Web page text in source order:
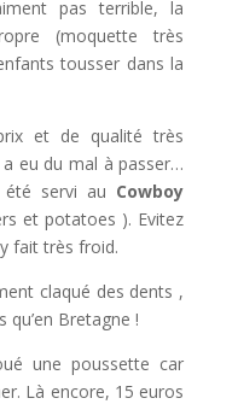
pas terrible, la
(moquette très
tousser dans la
et de qualité très
eu du mal à passer…
servi au Cowboy
et potatoes ). Evitez
fait très froid.
claqué des dents ,
qu’en Bretagne !
une poussette car
Là encore, 15 euros